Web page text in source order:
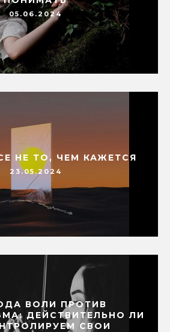
05.06.2024
НЕ ТО, ЧЕМ КАЖЕТСЯ
23.05.2024
ВОЛИ ПРОТИВ
ДЕЙСТВИТЕЛЬНО ЛИ
СВОИ